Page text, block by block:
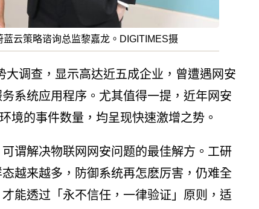
蓝云策略谘询总监黎嘉龙。DIGITIMES摄
调查，显示高达近五成企业，曾遭遇网安
系统应用程序。尤其值得一提，近年网安
境的事件数量，均呈现快速激增之势。
谓解决物联网网安问题的最佳解方。工研
越来越多，防御系统再怎麽厉害，仍难全
能透过「永不信任，一律验证」原则，适